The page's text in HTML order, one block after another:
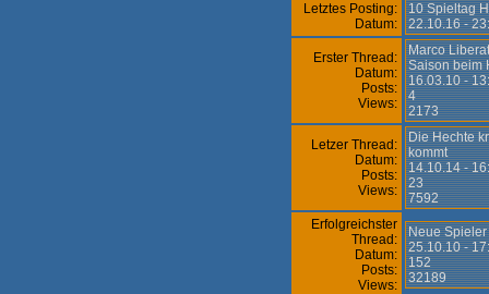
Letztes Posting:
Datum:
10 Spieltag
22.10.16 -
Erster Thread:
Datum:
Posts:
Views:
Marco
Saison beim
16.03.10 -
4
2173
Letzer Thread:
Datum:
Posts:
Views:
Die Hechte
kommt
14.10.14 -
23
7592
Erfolgreichster
Thread:
Datum:
Posts:
Views:
Neue
25.10.10 -
152
32189